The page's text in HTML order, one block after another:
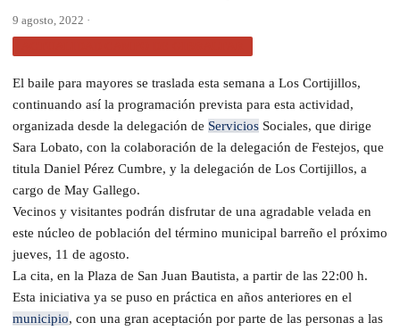
9 agosto, 2022 ·
El baile para mayores se traslada esta semana a Los Cortijillos,
continuando así la programación prevista para esta actividad,
organizada desde la delegación de Servicios Sociales, que dirige
Sara Lobato, con la colaboración de la delegación de Festejos, que
titula Daniel Pérez Cumbre, y la delegación de Los Cortijillos, a
cargo de May Gallego.
Vecinos y visitantes podrán disfrutar de una agradable velada en
este núcleo de población del término municipal barreño el próximo
jueves, 11 de agosto.
La cita, en la Plaza de San Juan Bautista, a partir de las 22:00 h.
Esta iniciativa ya se puso en práctica en años anteriores en el
municipio, con una gran aceptación por parte de las personas a las